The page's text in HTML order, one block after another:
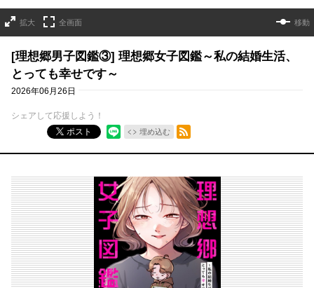
拡大 全画面 移動
[理想郷男子図鑑③] 理想郷女子図鑑～私の結婚生活、
とっても幸せです～
2026年06月26日
シェアして応援しよう！
ポスト
埋め込む
RSSフィード